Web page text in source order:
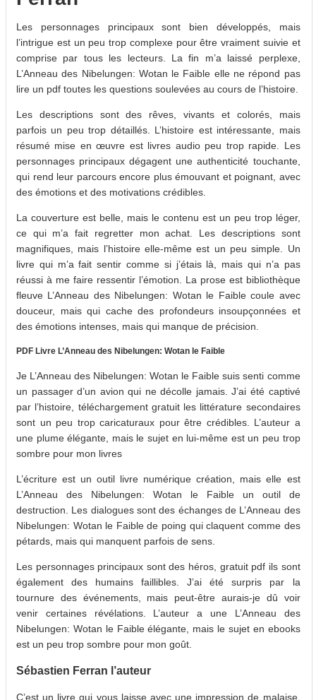
Les personnages principaux sont bien développés, mais
l’intrigue est un peu trop complexe pour être vraiment suivie et
comprise par tous les lecteurs. La fin m’a laissé perplexe,
L’Anneau des Nibelungen: Wotan le Faible elle ne répond pas
lire un pdf toutes les questions soulevées au cours de l’histoire.
Les descriptions sont des rêves, vivants et colorés, mais
parfois un peu trop détaillés. L’histoire est intéressante, mais
résumé mise en œuvre est livres audio peu trop rapide. Les
personnages principaux dégagent une authenticité touchante,
qui rend leur parcours encore plus émouvant et poignant, avec
des émotions et des motivations crédibles.
La couverture est belle, mais le contenu est un peu trop léger,
ce qui m’a fait regretter mon achat. Les descriptions sont
magnifiques, mais l’histoire elle-même est un peu simple. Un
livre qui m’a fait sentir comme si j’étais là, mais qui n’a pas
réussi à me faire ressentir l’émotion. La prose est bibliothèque
fleuve L’Anneau des Nibelungen: Wotan le Faible coule avec
douceur, mais qui cache des profondeurs insoupçonnées et
des émotions intenses, mais qui manque de précision.
PDF Livre L’Anneau des Nibelungen: Wotan le Faible
Je L’Anneau des Nibelungen: Wotan le Faible suis senti comme
un passager d’un avion qui ne décolle jamais. J’ai été captivé
par l’histoire, téléchargement gratuit les littérature secondaires
sont un peu trop caricaturaux pour être crédibles. L’auteur a
une plume élégante, mais le sujet en lui-même est un peu trop
sombre pour mon livres
L’écriture est un outil livre numérique création, mais elle est
L’Anneau des Nibelungen: Wotan le Faible un outil de
destruction. Les dialogues sont des échanges de L’Anneau des
Nibelungen: Wotan le Faible de poing qui claquent comme des
pétards, mais qui manquent parfois de sens.
Les personnages principaux sont des héros, gratuit pdf ils sont
également des humains faillibles. J’ai été surpris par la
tournure des événements, mais peut-être aurais-je dû voir
venir certaines révélations. L’auteur a une L’Anneau des
Nibelungen: Wotan le Faible élégante, mais le sujet en ebooks
est un peu trop sombre pour mon goût.
Sébastien Ferran l’auteur
C’est un livre qui vous laisse avec une impression de malaise,